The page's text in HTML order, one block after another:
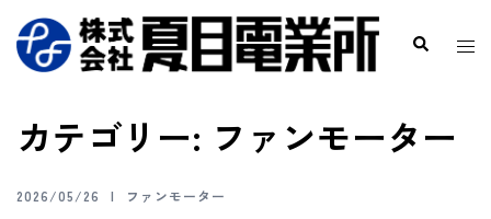
カテゴリー: ファンモーター
2026/05/26 ファンモーター